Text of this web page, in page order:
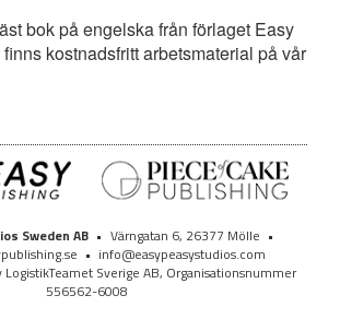
bok på engelska från förlaget Easy
kostnadsfritt arbetsmaterial på vår
Sweden AB • Värngatan 6, 26377 Mölle •
• info@easypeasystudios.com
Sverige AB, Organisationsnummer
556562-6008